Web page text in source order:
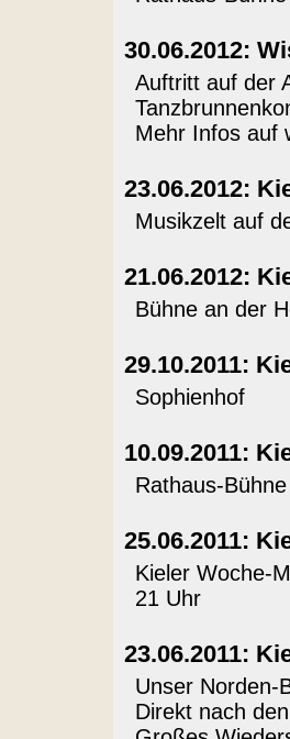
30.06.2012:
Auftritt auf der
Mehr Infos auf
23.06.2012:
Musikzelt auf
21.06.2012:
Bühne an der
29.10.2011:
Sophienhof
10.09.2011:
Rathaus-Bühne
25.06.2011:
Kieler Woche-
21 Uhr
23.06.2011:
Unser Norden-
Direkt nach